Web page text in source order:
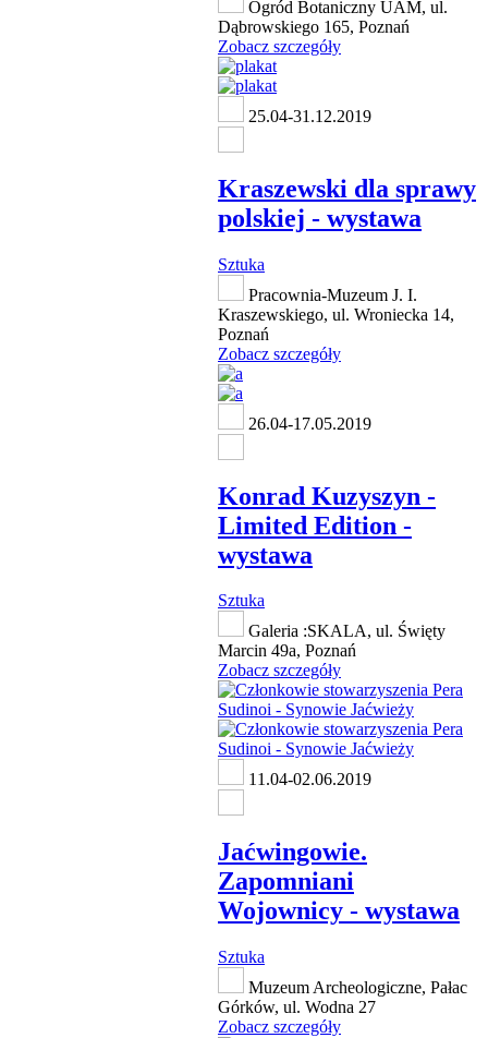
Ogród Botaniczny UAM, ul.
Dąbrowskiego 165, Poznań
Zobacz szczegóły
25.04-31.12.2019
Kraszewski dla sprawy
polskiej - wystawa
Sztuka
Pracownia-Muzeum J. I.
Kraszewskiego, ul. Wroniecka 14,
Poznań
Zobacz szczegóły
26.04-17.05.2019
Konrad Kuzyszyn -
Limited Edition -
wystawa
Sztuka
Galeria :SKALA, ul. Święty
Marcin 49a, Poznań
Zobacz szczegóły
11.04-02.06.2019
Jaćwingowie.
Zapomniani
Wojownicy - wystawa
Sztuka
Muzeum Archeologiczne, Pałac
Górków, ul. Wodna 27
Zobacz szczegóły